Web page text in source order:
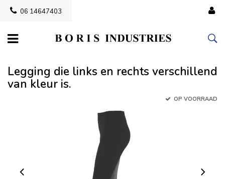
06 14647403
Legging die links en rechts verschillend
van kleur is.
OP VOORRAAD